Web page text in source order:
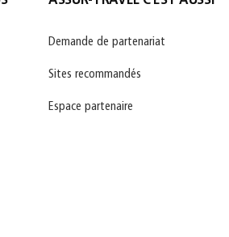
Demande de partenariat
Sites recommandés
Espace partenaire